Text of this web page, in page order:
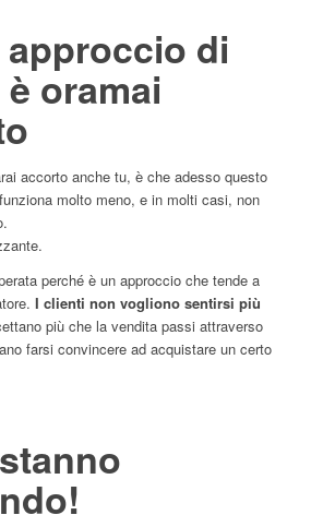
di
oramai
accorto anche tu, è che adesso questo
molto meno, e in molti casi, non
perché è un approccio che tende a
I clienti non vogliono sentirsi più
più che la vendita passi attraverso
farsi convincere ad acquistare un certo